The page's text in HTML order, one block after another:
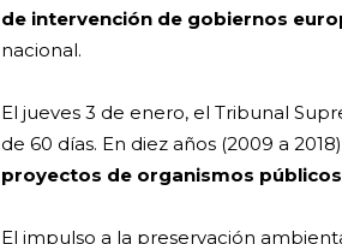
de intervención de gobiernos
nacional.
El jueves 3 de enero, el Tribunal
de 60 días. En diez años (2009 a
proyectos de organismos
El impulso a la preservación